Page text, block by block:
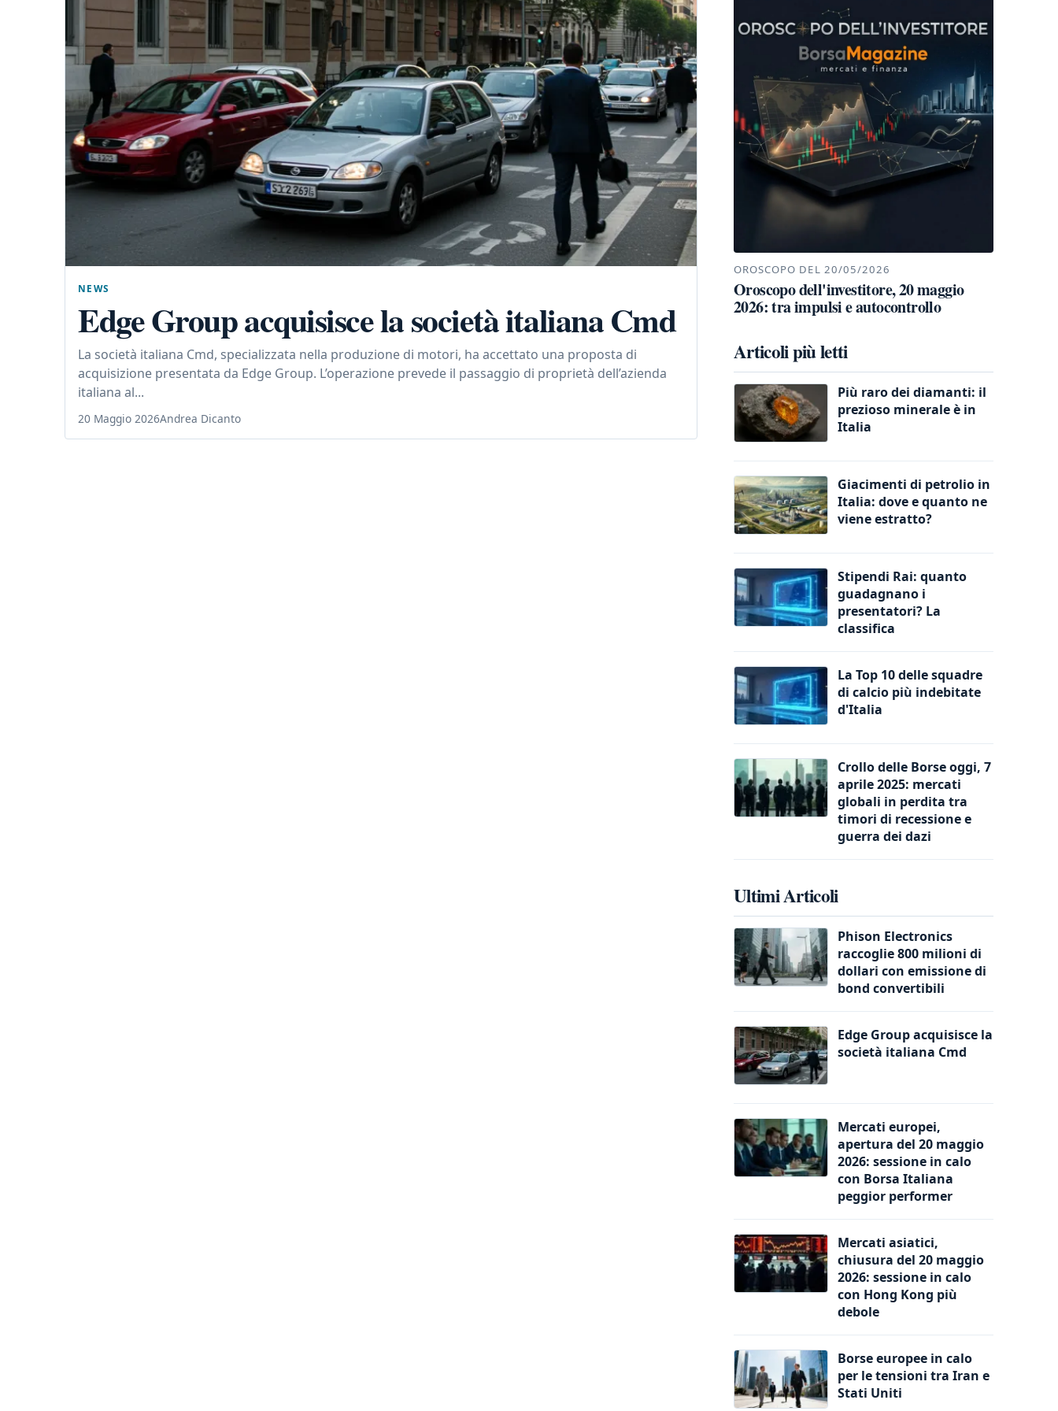
NEWS
Edge Group acquisisce la società italiana Cmd
La società italiana Cmd, specializzata nella produzione di motori, ha accettato una proposta di
acquisizione presentata da Edge Group. L’operazione prevede il passaggio di proprietà dell’azienda
italiana al...
20 Maggio 2026Andrea Dicanto
OROSCOPO DEL 20/05/2026
Oroscopo dell'investitore, 20 maggio
2026: tra impulsi e autocontrollo
Articoli più letti
Più raro dei diamanti: il
prezioso minerale è in
Italia
Giacimenti di petrolio in
Italia: dove e quanto ne
viene estratto?
Stipendi Rai: quanto
guadagnano i
presentatori? La
classifica
La Top 10 delle squadre
di calcio più indebitate
d'Italia
Crollo delle Borse oggi, 7
aprile 2025: mercati
globali in perdita tra
timori di recessione e
guerra dei dazi
Ultimi Articoli
Phison Electronics
raccoglie 800 milioni di
dollari con emissione di
bond convertibili
Edge Group acquisisce la
società italiana Cmd
Mercati europei,
apertura del 20 maggio
2026: sessione in calo
con Borsa Italiana
peggior performer
Mercati asiatici,
chiusura del 20 maggio
2026: sessione in calo
con Hong Kong più
debole
Borse europee in calo
per le tensioni tra Iran e
Stati Uniti